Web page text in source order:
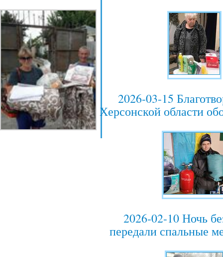
2026-03-15
Херсонской области
2026-02-10 Ночь
передали спальные